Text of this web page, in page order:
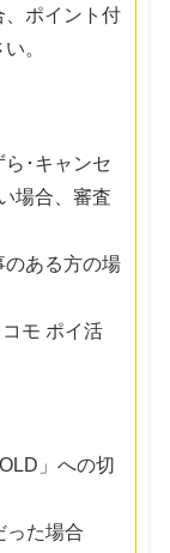
、ポイント付
。
･キャンセ
場合、審査
ある方の場
モ ポイ活
」への切
った場合